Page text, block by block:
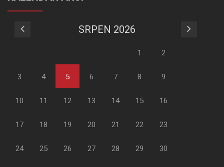
SRPEN 2026
1 2
3 4 5 6 7 8 9
10 11 12 13 14 15 16
17 18 19 20 21 22 23
24 25 26 27 28 29 30